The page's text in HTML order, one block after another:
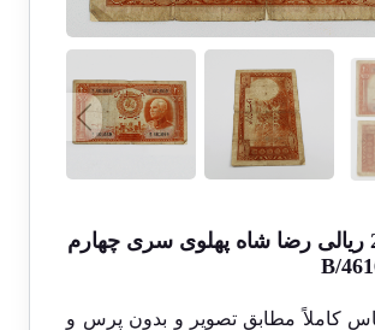
اسکناس 20 ریالی رضا شاه پهلوی سری چهارم
کاملاً مطابق تصویر و بدون پرس و